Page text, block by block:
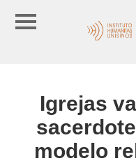
Igrejas
modelo